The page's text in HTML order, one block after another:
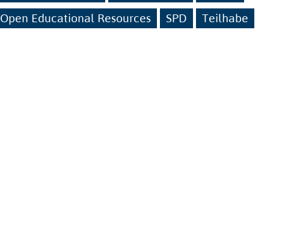
Open Educational Resources SPD
Teilhabe